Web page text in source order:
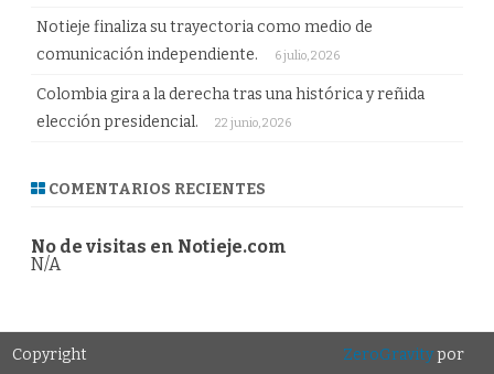
Notieje finaliza su trayectoria como medio de
comunicación independiente.
6 julio, 2026
Colombia gira a la derecha tras una histórica y reñida
elección presidencial.
22 junio, 2026
COMENTARIOS RECIENTES
No de visitas en Notieje.com
N/A
Copyright ZeroGravitypor